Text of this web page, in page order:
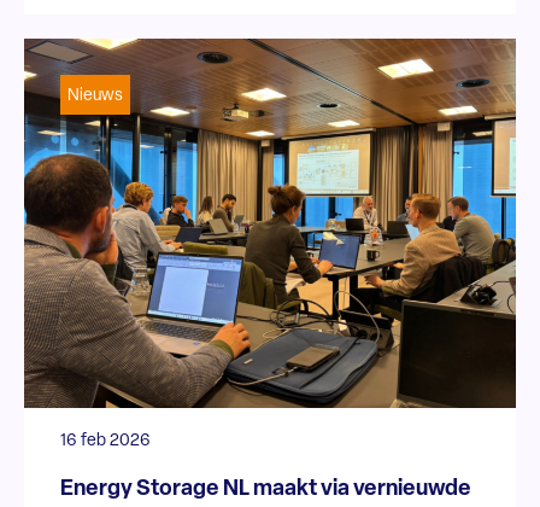
Nieuws
16 feb 2026
Energy Storage NL maakt via vernieuwde